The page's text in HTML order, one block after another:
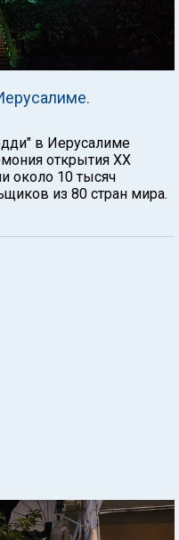
в Иерусалиме
открытия ХХ
около 10 тысяч
из 80 стран мира.